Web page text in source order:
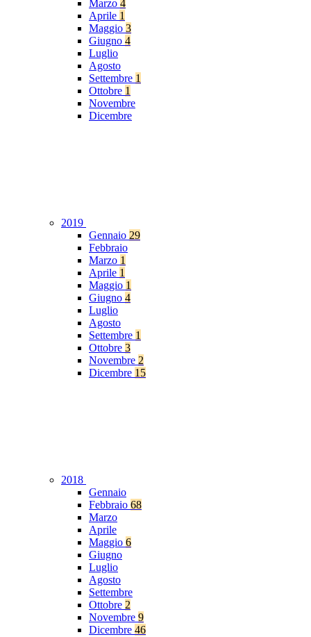
Marzo 4
Aprile 1
Maggio 3
Giugno 4
Luglio
Agosto
Settembre 1
Ottobre 1
Novembre
Dicembre
2019
Gennaio 29
Febbraio
Marzo 1
Aprile 1
Maggio 1
Giugno 4
Luglio
Agosto
Settembre 1
Ottobre 3
Novembre 2
Dicembre 15
2018
Gennaio
Febbraio 68
Marzo
Aprile
Maggio 6
Giugno
Luglio
Agosto
Settembre
Ottobre 2
Novembre 9
Dicembre 46